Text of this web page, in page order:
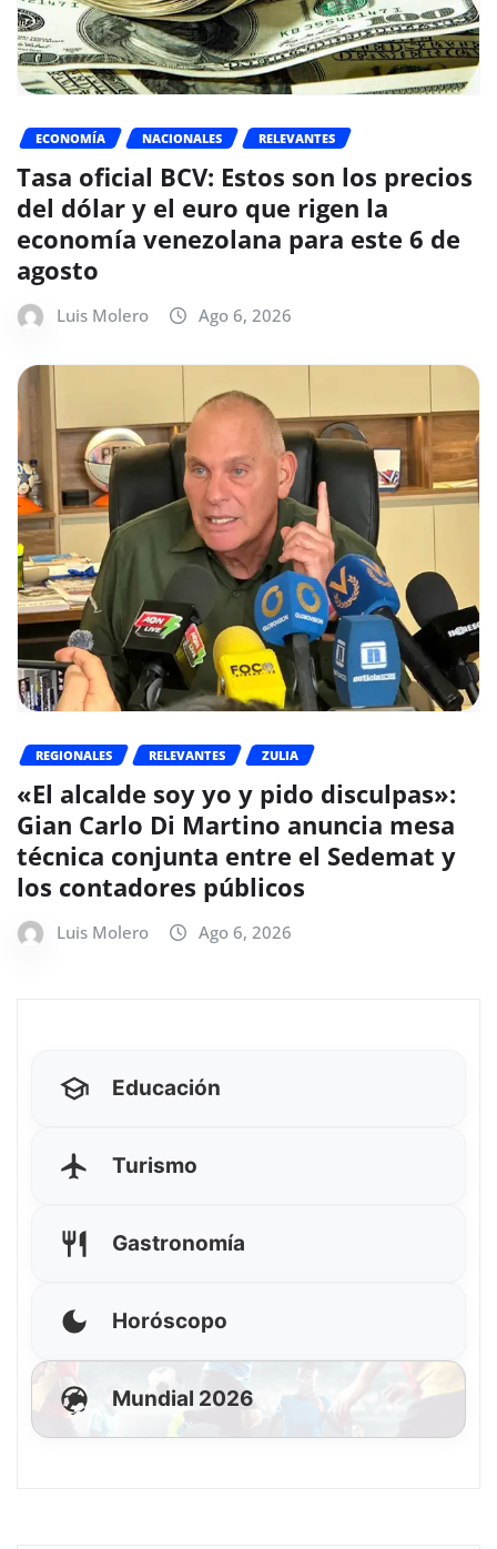
ECONOMÍA NACIONALES RELEVANTES
Tasa oficial BCV: Estos son los precios
del dólar y el euro que rigen la
economía venezolana para este 6 de
agosto
Luis Molero Ago 6, 2026
REGIONALES RELEVANTES ZULIA
«El alcalde soy yo y pido disculpas»:
Gian Carlo Di Martino anuncia mesa
técnica conjunta entre el Sedemat y
los contadores públicos
Luis Molero Ago 6, 2026
Educación
Turismo
Gastronomía
Horóscopo
Mundial 2026